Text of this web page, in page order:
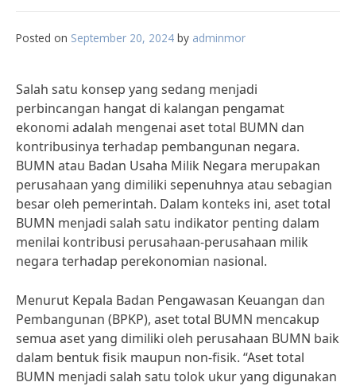
Posted on September 20, 2024 by adminmor
Salah satu konsep yang sedang menjadi
perbincangan hangat di kalangan pengamat
ekonomi adalah mengenai aset total BUMN dan
kontribusinya terhadap pembangunan negara.
BUMN atau Badan Usaha Milik Negara merupakan
perusahaan yang dimiliki sepenuhnya atau sebagian
besar oleh pemerintah. Dalam konteks ini, aset total
BUMN menjadi salah satu indikator penting dalam
menilai kontribusi perusahaan-perusahaan milik
negara terhadap perekonomian nasional.
Menurut Kepala Badan Pengawasan Keuangan dan
Pembangunan (BPKP), aset total BUMN mencakup
semua aset yang dimiliki oleh perusahaan BUMN baik
dalam bentuk fisik maupun non-fisik. “Aset total
BUMN menjadi salah satu tolok ukur yang digunakan